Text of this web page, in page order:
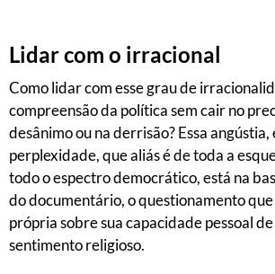
Lidar com o irracional
Como lidar com esse grau de
compreensão da política sem cair no
desânimo ou na derrisão? Essa angústia,
perplexidade, que aliás é de toda a
todo o espectro democrático, está na
do documentário, o questionamento
própria sobre sua capacidade pessoal
sentimento religioso.